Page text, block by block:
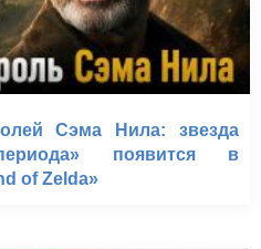
Сэма Нила: звезда
появится в
of Zelda»